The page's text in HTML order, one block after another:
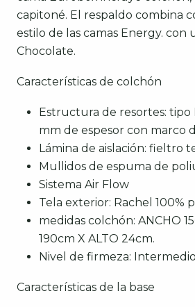
capitoné. El respaldo combina
estilo de las camas Energy. con
Chocolate.
Características de colchón
Estructura de resortes: tipo
mm de espesor con marco
Lámina de aislación: fieltro
Mullidos de espuma de
Sistema Air Flow
Tela exterior: Rachel 100%
medidas colchón: ANCHO
190cm X ALTO 24cm.
Nivel de firmeza: Intermedio
Características de la base